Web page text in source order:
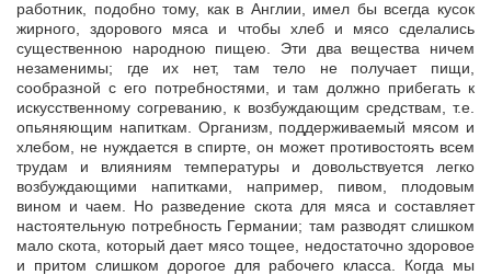
работник, подобно тому, как в Англии, имел бы всегда кусок
жирного, здорового мяса и чтобы хлеб и мясо сделались
существенною народною пищею. Эти два вещества ничем
незаменимы; где их нет, там тело не получает пищи,
сообразной с его потребностями, и там должно прибегать к
искусственному согреванию, к возбуждающим средствам, т.е.
опьяняющим напиткам. Организм, поддерживаемый мясом и
хлебом, не нуждается в спирте, он может противостоять всем
трудам и влияниям температуры и довольствуется легко
возбуждающими напитками, например, пивом, плодовым
вином и чаем. Но разведение скота для мяса и составляет
настоятельную потребность Германии; там разводят слишком
мало скота, который дает мясо тощее, недостаточно здоровое
и притом слишком дорогое для рабочего класса. Когда мы